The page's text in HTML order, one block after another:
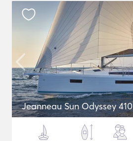
Jeanneau Sun Odyssey 410